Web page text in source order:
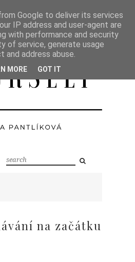
na začátku
Google to deliver its services
IP address and user-agent are
with performance and security
of service, generate usage
address abuse.
MORE GOT IT